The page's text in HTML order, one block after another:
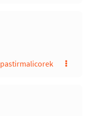
pastirmalicorek